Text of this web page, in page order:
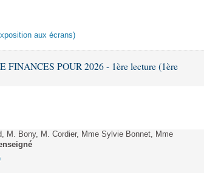
aux écrans)
FINANCES POUR 2026 - 1ère lecture (1ère
M. Bony, M. Cordier, Mme Sylvie Bonnet, Mme